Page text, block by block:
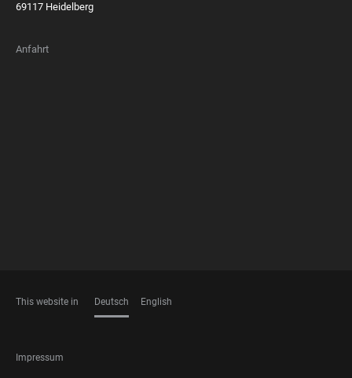
69117 Heidelberg
Anfahrt
This website in Deutsch English
FOOTER
Impressum